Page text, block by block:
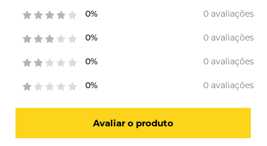
0% 0 avaliações
0% 0 avaliações
0% 0 avaliações
0% 0 avaliações
Avaliar o produto